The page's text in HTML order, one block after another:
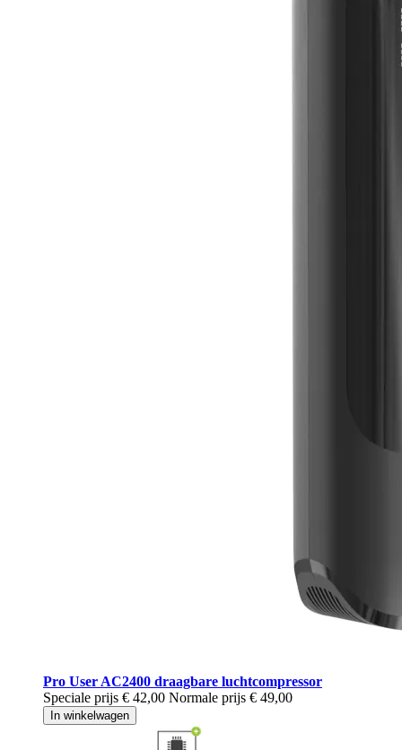
Pro User AC2400 draagbare luchtcompressor
Speciale prijs € 42,00 Normale prijs € 49,00
In winkelwagen